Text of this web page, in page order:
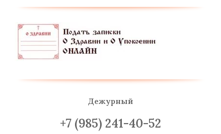
Дежурный
+7 (985) 241-40-52